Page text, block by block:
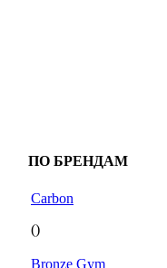
ПО БРЕНДАМ
Carbon
()
Bronze Gym